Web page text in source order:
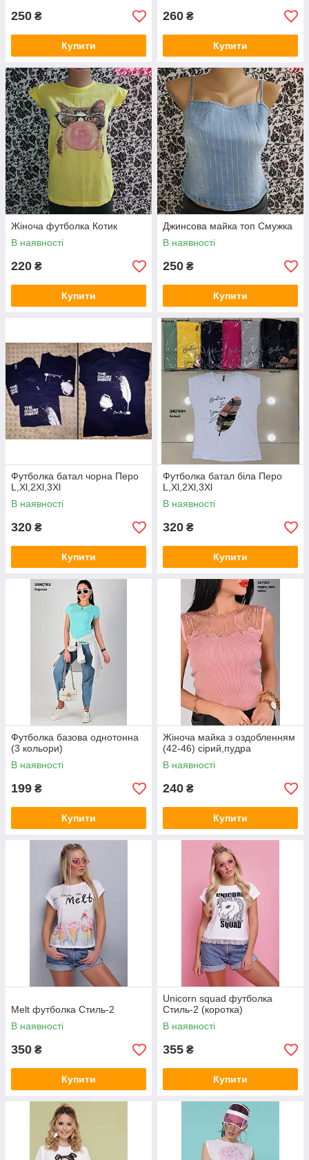
250 ₴
Купити
260 ₴
Купити
Жіноча футболка Котик
В наявності
220 ₴
Купити
Джинсова майка топ Смужка
В наявності
250 ₴
Купити
Футболка батал чорна Перо
L,Xl,2Xl,3Xl
В наявності
320 ₴
Купити
Футболка батал біла Перо
L,Xl,2Xl,3Xl
В наявності
320 ₴
Купити
Футболка базова однотонна
(3 кольори)
В наявності
199 ₴
Купити
Жіноча майка з оздобленням
(42-46) сірий,пудра
В наявності
240 ₴
Купити
Melt футболка Стиль-2
В наявності
350 ₴
Купити
Unicorn squad футболка
Стиль-2 (коротка)
В наявності
355 ₴
Купити